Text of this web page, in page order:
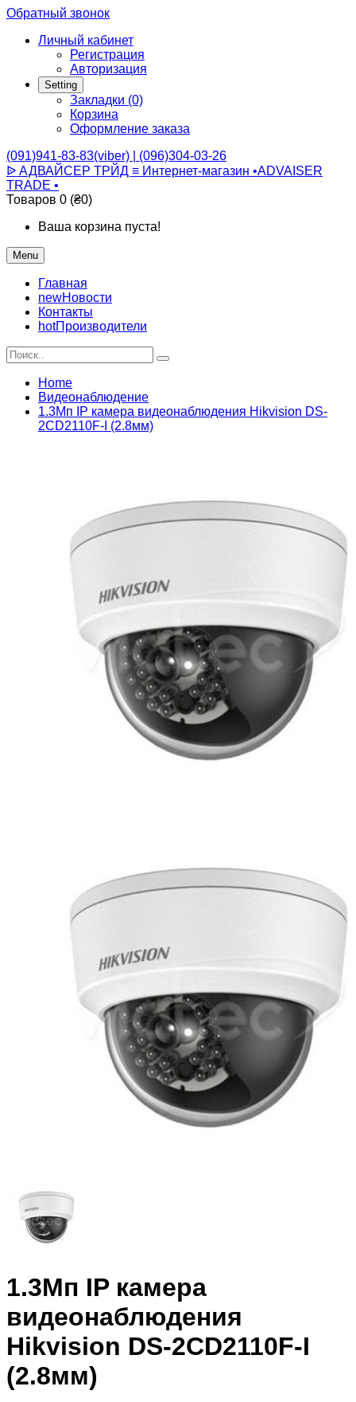
Обратный звонок
Личный кабинет
Регистрация
Авторизация
Setting
Закладки (0)
Корзина
Оформление заказа
(091)941-83-83(viber) | (096)304-03-26
ᐉ АДВАЙСЕР ТРЙД ≡ Интернет-магазин •ADVAISER
TRADE •
Товаров 0 (₴0)
Ваша корзина пуста!
Menu
Главная
newНовости
Контакты
hotПроизводители
Home
Видеонаблюдение
1.3Мп IP камера видеонаблюдения Hikvision DS-
2CD2110F-I (2.8мм)
1.3Мп IP камера
видеонаблюдения
Hikvision DS-2CD2110F-I
(2.8мм)